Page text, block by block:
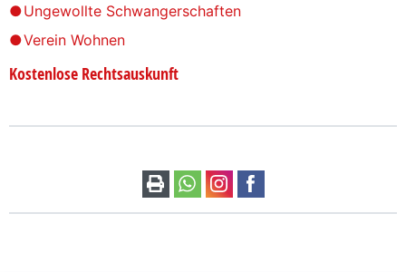
Ungewollte Schwangerschaften
Verein Wohnen
Kostenlose Rechtsauskunft